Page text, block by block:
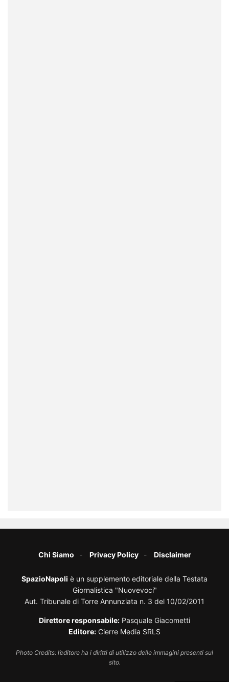
Chi Siamo Privacy Policy Disclaimer
SpazioNapoli è un supplemento editoriale della Testata
Giornalistica "Nuovevoci"
Aut. Tribunale di Torre Annunziata n. 3 del 10/02/2011
Direttore responsabile: Pasquale Giacometti
Editore: Cierre Media SRLS
Photo Credits: l’editore ha i diritti di utilizzo delle immagini presenti sul
sito.